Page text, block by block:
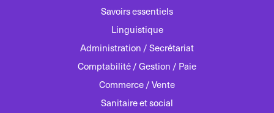
Savoirs essentiels
Linguistique
Administration / Secrétariat
Comptabilité / Gestion / Paie
Commerce / Vente
Sanitaire et social